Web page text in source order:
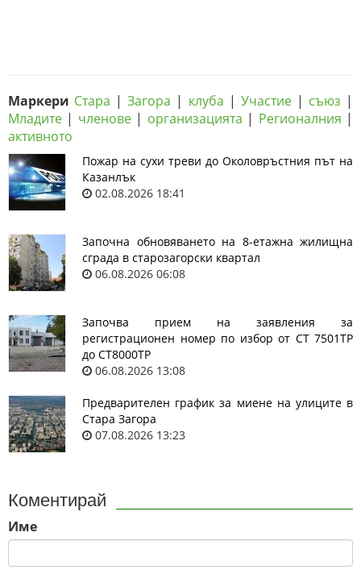
Маркери Стара |Загора | клуба | Участие| съюз |
Младите | членове| организацията | Регионалния |
активното
Пожар на сухи треви до Околовръстния път на
Казанлък
02.08.2026 18:41
Започна обновяването на 8-етажна жилищна
сграда в старозагорски квартал
06.08.2026 06:08
Започва прием на заявления за
регистрационен номер по избор от СТ 7501ТР
до СТ8000ТР
06.08.2026 13:08
Предварителен график за миене на улиците в
Стара Загора
07.08.2026 13:23
Коментирай
Име